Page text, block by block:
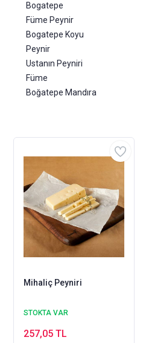
Bogatepe
Füme Peynir
Bogatepe Koyu
Peynir
Ustanın Peyniri
Füme
Boğatepe Mandıra
Mihaliç Peyniri
STOKTA VAR
257,05 TL